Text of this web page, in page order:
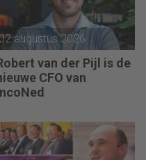
augustus 2026
van der Pijl is de
CFO van